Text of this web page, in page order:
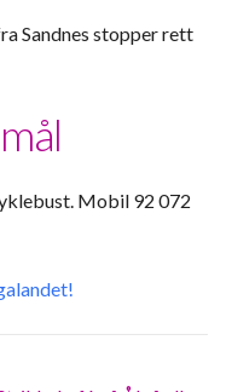
Sandnes stopper rett
Mobil 92 072